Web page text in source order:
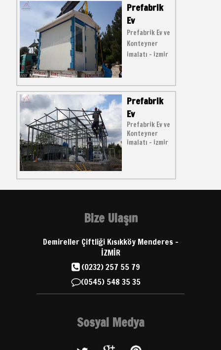
Prefabrik
Ev
Prefabrik Ev ve
Konteyner
imalatı - izmir
Prefabrik
Ev
Prefabrik Ev ve
Konteyner
imalatı - izmir
Bize Ulaşın
Demireller Çiftliği Kısıkköy Menderes -
İZMİR
(0232) 257 55 79
(0545) 548 35 35
Sosyal Medya